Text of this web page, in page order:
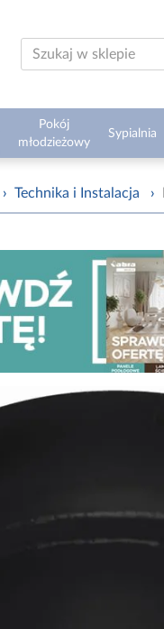
Pokój
młodzieżowy
Sypialnia
› Technika i Instalacja ›